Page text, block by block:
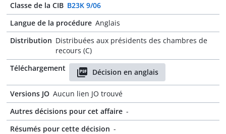
Classe de la CIB B23K 9/06
Langue de la procédure Anglais
Distribution Distribuées aux présidents des chambres de
recours (C)
Téléchargement
Décision en anglais
Versions JO Aucun lien JO trouvé
Autres décisions pour cet affaire -
Résumés pour cette décision -